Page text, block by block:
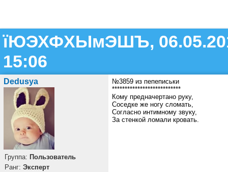
їЮЭХФХЫмЭШЪ,
15:06
Dedusya
Группа: Пользователь
Ранг: Эксперт
№3859 из пепеписьки
***************************
Кому предначертано руку,
Соседке же ногу сломать,
Согласно интимному звуку,
За стенкой ломали кровать.